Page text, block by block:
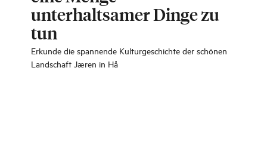
unterhaltsamer Dinge zu
tun
Erkunde die spannende Kulturgeschichte der schönen
Landschaft Jæren in Hå